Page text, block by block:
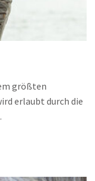
größten
erlaubt durch die